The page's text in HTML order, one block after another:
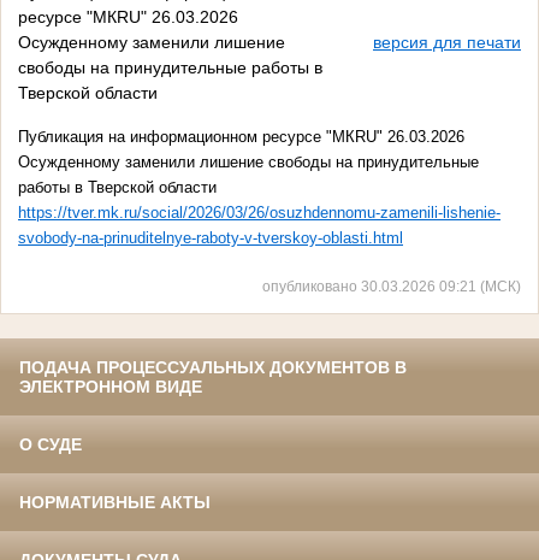
ресурсе "МКRU" 26.03.2026
Осужденному заменили лишение
свободы на принудительные работы в
Тверской области
версия для печати
Публикация на информационном ресурсе "МКRU" 26.03.2026
Осужденному заменили лишение свободы на принудительные
работы в Тверской области
https://tver.mk.ru/social/2026/03/26/osuzhdennomu-zamenili-lishenie-
svobody-na-prinuditelnye-raboty-v-tverskoy-oblasti.html
опубликовано 30.03.2026 09:21 (МСК)
ПОДАЧА ПРОЦЕССУАЛЬНЫХ ДОКУМЕНТОВ В
ЭЛЕКТРОННОМ ВИДЕ
О СУДЕ
НОРМАТИВНЫЕ АКТЫ